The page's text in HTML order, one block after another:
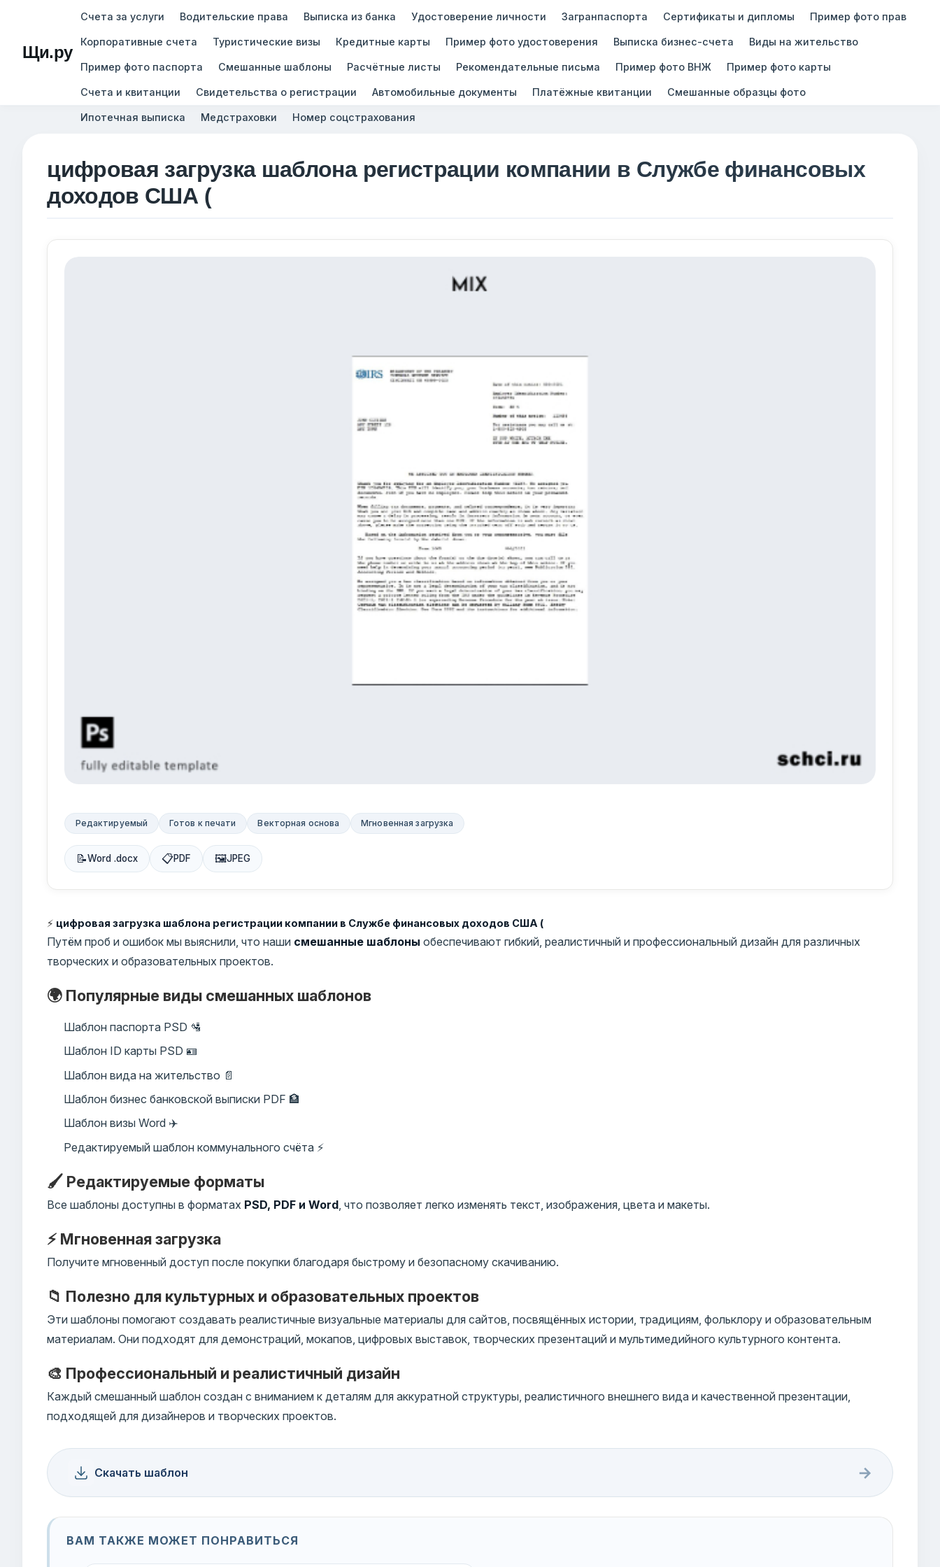
Щи.ру
Счета за услуги Водительские права Выписка из банка Удостоверение личности Загранпаспорта Сертификаты и дипломы Пример фото прав
Корпоративные счета Туристические визы Кредитные карты Пример фото удостоверения Выписка бизнес-счета Виды на жительство
Пример фото паспорта Смешанные шаблоны Расчётные листы Рекомендательные письма Пример фото ВНЖ Пример фото карты
Счета и квитанции Свидетельства о регистрации Автомобильные документы Платёжные квитанции Смешанные образцы фото
Ипотечная выписка Медстраховки Номер соцстрахования
цифровая загрузка шаблона регистрации компании в Службе финансовых
доходов США (
Редактируемый Готов к печати Векторная основа Мгновенная загрузка
📝Word .docx 📋PDF 🖼JPEG
⚡ цифровая загрузка шаблона регистрации компании в Службе финансовых доходов США (
Путём проб и ошибок мы выяснили, что наши смешанные шаблоны обеспечивают гибкий, реалистичный и профессиональный дизайн для различных
творческих и образовательных проектов.
🌍 Популярные виды смешанных шаблонов
Шаблон паспорта PSD 🛂
Шаблон ID карты PSD 🪪
Шаблон вида на жительство 📄
Шаблон бизнес банковской выписки PDF 🏦
Шаблон визы Word ✈️
Редактируемый шаблон коммунального счёта ⚡
🖌️ Редактируемые форматы
Все шаблоны доступны в форматах PSD, PDF и Word , что позволяет легко изменять текст, изображения, цвета и макеты.
⚡ Мгновенная загрузка
Получите мгновенный доступ после покупки благодаря быстрому и безопасному скачиванию.
📁 Полезно для культурных и образовательных проектов
Эти шаблоны помогают создавать реалистичные визуальные материалы для сайтов, посвящённых истории, традициям, фольклору и образовательным
материалам. Они подходят для демонстраций, мокапов, цифровых выставок, творческих презентаций и мультимедийного культурного контента.
🎨 Профессиональный и реалистичный дизайн
Каждый смешанный шаблон создан с вниманием к деталям для аккуратной структуры, реалистичного внешнего вида и качественной презентации,
подходящей для дизайнеров и творческих проектов.
Скачать шаблон →
ВАМ ТАКЖЕ МОЖЕТ ПОНРАВИТЬСЯ